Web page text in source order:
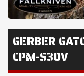
GERBER
CPM-S30V